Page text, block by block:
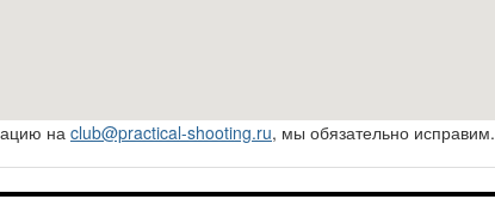
наclub@practical-shooting.ru, мы обязательно исправим.